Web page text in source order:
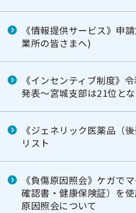
《情報提供サービス》申
業所の皆さまへ)
《インセンティブ制度》
発表～宮城支部は21位と
《ジェネリック医薬品（
リスト
《負傷原因照会》ケガで
確認書・健康保険証）を
原因照会について